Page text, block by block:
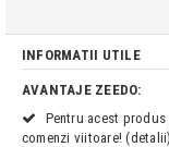
INFORMATII UTILE
AVANTAJE ZEEDO:
Pentru acest produs
comenzi viitoare! (detalii)